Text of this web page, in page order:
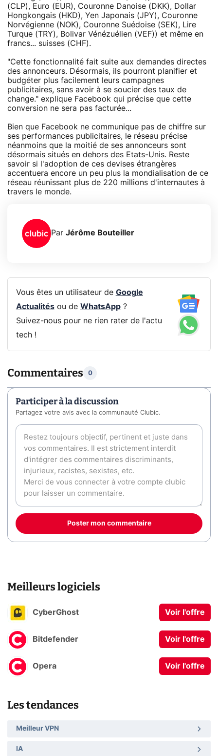
(CLP), Euro (EUR), Couronne Danoise (DKK), Dollar
Hongkongais (HKD), Yen Japonais (JPY), Couronne
Norvégienne (NOK), Couronne Suédoise (SEK), Lire
Turque (TRY), Bolivar Vénézuélien (VEF)) et même en
francs... suisses (CHF).
"Cette fonctionnalité fait suite aux demandes directes
des annonceurs. Désormais, ils pourront planifier et
budgéter plus facilement leurs campagnes
publicitaires, sans avoir à se soucier des taux de
change." explique Facebook qui précise que cette
conversion ne sera pas facturée...
Bien que Facebook ne communique pas de chiffre sur
ses performances publicitaires, le réseau précise
néanmoins que la moitié de ses annonceurs sont
désormais situés en dehors des Etats-Unis. Reste
savoir si l'adoption de ces devises étrangères
accentuera encore un peu plus la mondialisation de ce
réseau réunissant plus de 220 millions d'internautes à
travers le monde.
Par Jérôme Bouteiller
Vous êtes un utilisateur de Google
Actualitésou de WhatsApp?
Suivez-nous pour ne rien rater de l'actu
tech !
Commentaires 0
Participer à la discussion
Partagez votre avis avec la communauté Clubic.
Poster mon commentaire
Meilleurs logiciels
CyberGhost Voir l'offre
Bitdefender Voir l'offre
Opera Voir l'offre
Les tendances
Meilleur VPN
IA